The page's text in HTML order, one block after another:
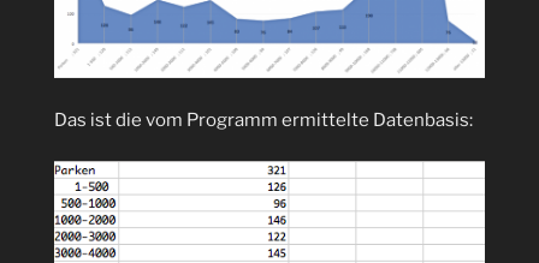
Das ist die vom Programm ermittelte Datenbasis: